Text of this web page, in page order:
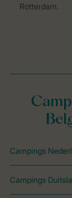
Rotterdam.
Campings
Campings